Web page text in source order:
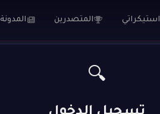
استيكراتي المتصدرين المدونة
🔍